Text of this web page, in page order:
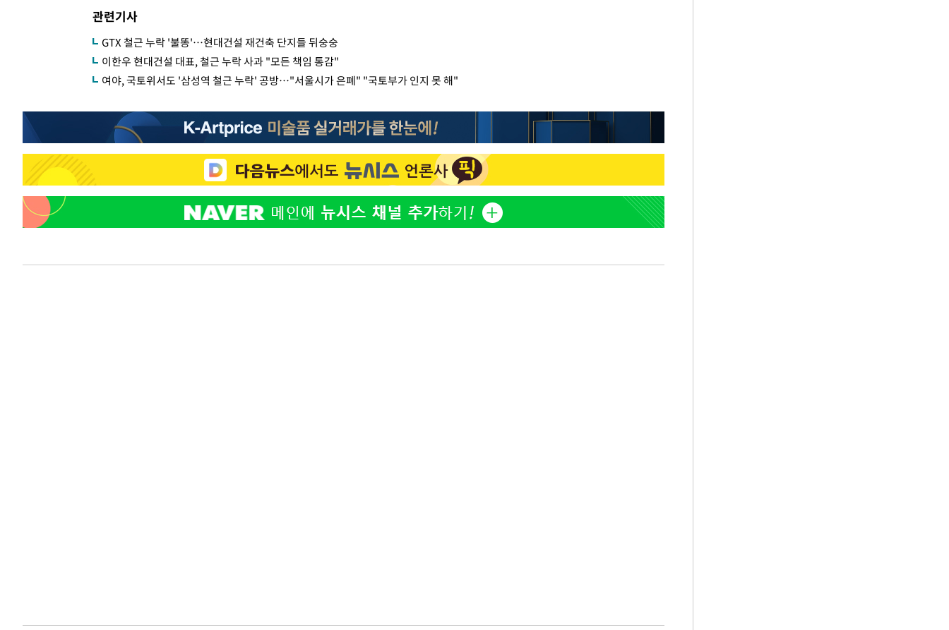
관련기사
GTX 철근 누락 '불똥'…현대건설 재건축 단지들 뒤숭숭
이한우 현대건설 대표, 철근 누락 사과 "모든 책임 통감"
여야, 국토위서도 '삼성역 철근 누락' 공방…"서울시가 은폐" "국토부가 인지 못 해"